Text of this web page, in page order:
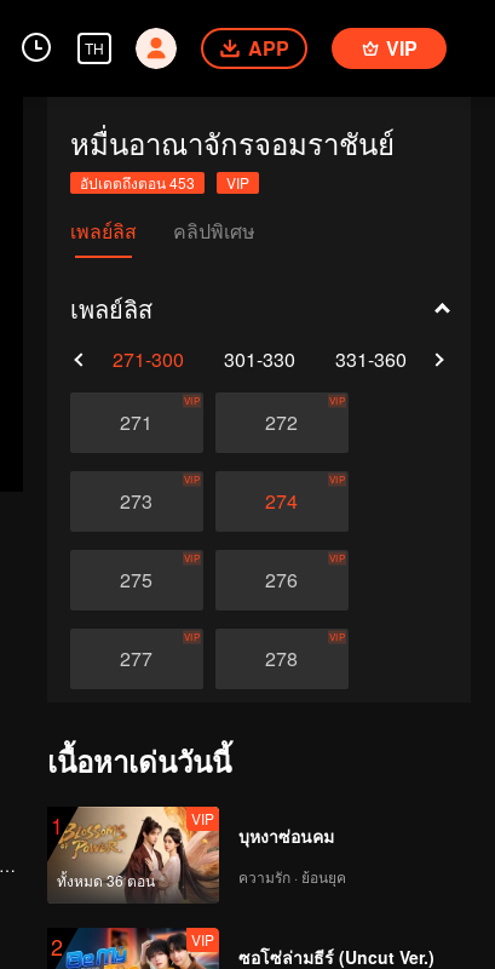
TH APP VIP
หมื่นอาณาจักรจอมราชันย์
อัปเดตถึงตอน 453 VIP
เพลย์ลิส คลิปพิเศษ
เพลย์ลิส
271-300 301-330 331-360
271
VIP
272
VIP
273
VIP
274
VIP
275
VIP
276
VIP
277
VIP
278
VIP
281
283
VIP VIP
VIP VIP
เนื้อหาเด่นวันนี้
1
ทั้งหมด 36 ตอน
VIP
บุหงาซ่อนคม
ความรัก · ย้อนยุค
2 VIP
ซอโซ่ล่ามธีร์ (Uncut Ver.)